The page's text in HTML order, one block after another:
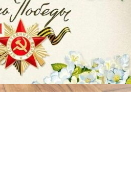
29.04.2025
Награды в преддверии Дня
29.04.2025